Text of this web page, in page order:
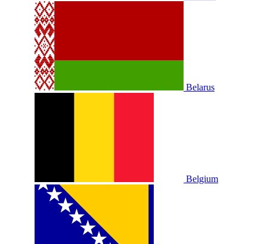
Belarus
Belgium